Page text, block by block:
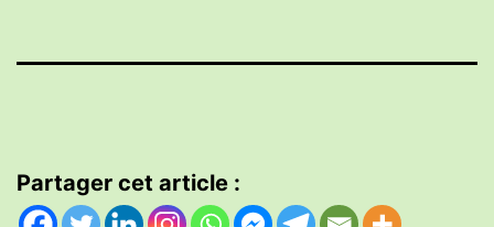
Partager cet article :